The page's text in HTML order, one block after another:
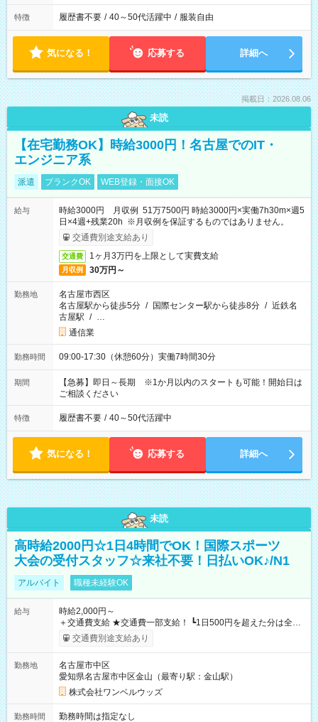
特徴 履歴書不要 / 40～50代活躍中 / 服装自由
気になる！ 応募する 詳細へ
掲載日：2026.08.06
未読
【在宅勤務OK】時給3000円！名古屋でのIT・
エンジニア系
派遣 ブランクOK WEB登録・面接OK
給与
時給3000円 月収例 51万7500円 時給3000円×実働7h30m×週5
日×4週+残業20h ※月収例を保証するものではありません。
交通費別途支給あり
交通費 1ヶ月3万円を上限として実費支給
月収例 30万円～
勤務地
名古屋市西区
名古屋駅から徒歩5分 / 国際センター駅から徒歩8分 / 近鉄名
古屋駅 / …
通信業
勤務時間 09:00-17:30（休憩60分）実働7時間30分
期間
【急募】即日～長期 ※1か月以内のスタートも可能！開始日は
ご相談ください
特徴 履歴書不要 / 40～50代活躍中
気になる！ 応募する 詳細へ
未読
高時給2000円☆1日4時間でOK！国際スポーツ
大会の受付スタッフ☆来社不要！日払いOK♪/N1
アルバイト 職種未経験OK
給与
時給2,000円～
＋交通費支給 ★交通費一部支給！ ┗1日500円を超えた分は全額
支給！ ※往復500円以内の方は自己負担となります ★日払い
OK！（規定あり） ┗働いたその日に現金GET♪ お仕事後はコン
期間なし
交通費別途支給あり
勤務地
名古屋市中区
愛知県名古屋市中区金山（最寄り駅：金山駅）
株式会社ワンベルウッズ
勤務時間
勤務時間は指定なし